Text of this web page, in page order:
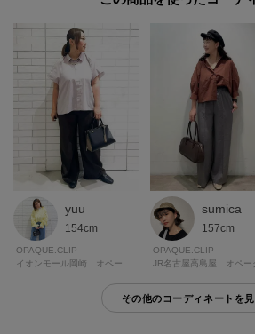
yuu
154cm
OPAQUE.CLIP
sumica
157cm
OPAQUE.CLIP
その他のコーディネートを